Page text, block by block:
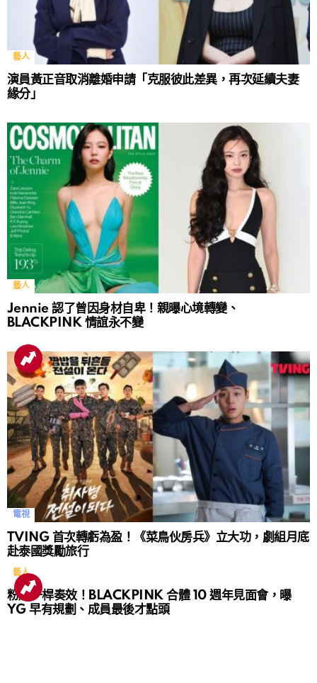
藝人
演員黃正音取消離婚申請「克服彼此差異，再次延續夫妻
緣分」
藝人
Jennie 認了曾因身材自卑！親曝心境轉變、
BLACKPINK 情誼永不變
電視
TVING 首次轉虧為盈！《菜鳥伙房兵》立大功，劇組月底
赴泰國獎勵旅行
藝人
粉絲一桿奏效！BLACKPINK 合體 10 週年見面會，曝
YG 早有規劃、成員最後才點頭